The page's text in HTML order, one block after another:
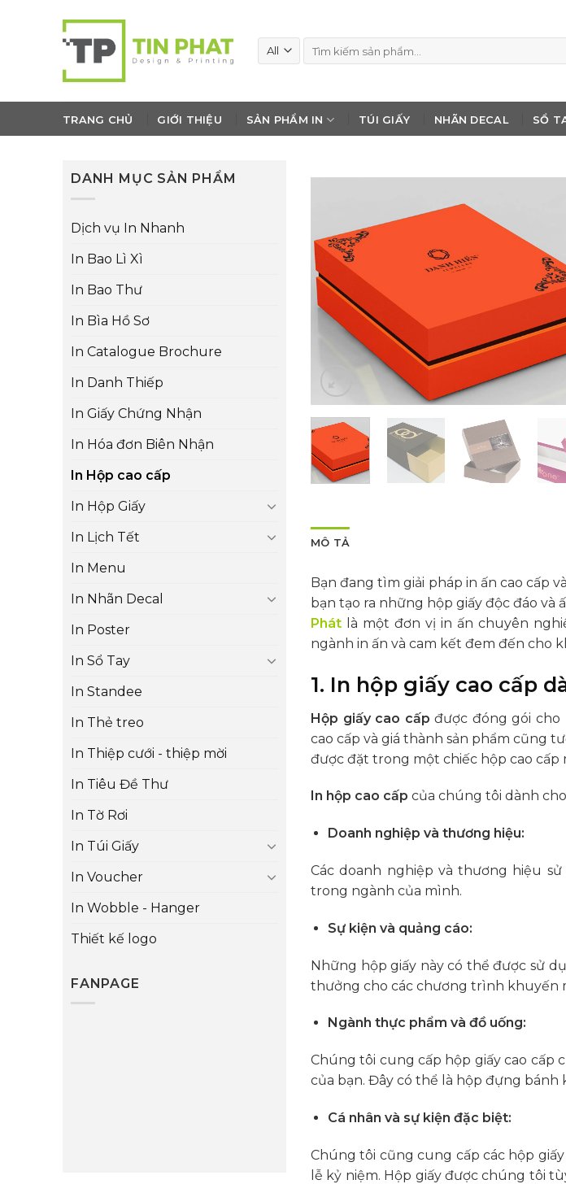
TRANG CHỦ GIỚI THIỆU SẢN PHẨM IN TÚI GIẤY NHÃN DECAL SỔ
DANH MỤC SẢN PHẨM
Dịch vụ In Nhanh
In Bao Lì Xì
In Bao Thư
In Bìa Hồ Sơ
In Catalogue Brochure
In Danh Thiếp
In Giấy Chứng Nhận
In Hóa đơn Biên Nhận
In Hộp cao cấp
In Hộp Giấy
In Lịch Tết
In Menu
In Nhãn Decal
In Poster
In Sổ Tay
In Standee
In Thẻ treo
In Thiệp cưới - thiệp mời
In Tiêu Đề Thư
In Tờ Rơi
In Túi Giấy
In Voucher
In Wobble - Hanger
Thiết kế logo
FANPAGE
MÔ TẢ
Bạn đang tìm giải pháp in ấn cao cấp
bạn tạo ra những hộp giấy độc đáo
Phát là một đơn vị in ấn chuyên
ngành in ấn và cam kết đem đến cho
1. In hộp giấy cao cấp
Hộp giấy cao cấp được đóng gói cho
cao cấp và giá thành sản phẩm cũng
được đặt trong một chiếc hộp cao cấp
In hộp cao cấp của chúng tôi dành
Doanh nghiệp và thương hiệu:
Các doanh nghiệp và thương hiệu
trong ngành của mình.
Sự kiện và quảng cáo:
Những hộp giấy này có thể được sử
thưởng cho các chương trình khuyến
Ngành thực phẩm và đồ uống:
Chúng tôi cung cấp hộp giấy cao cấp
của bạn. Đây có thể là hộp đựng bánh
Cá nhân và sự kiện đặc biệt:
Chúng tôi cũng cung cấp các hộp
lễ kỷ niệm. Hộp giấy được chúng tôi